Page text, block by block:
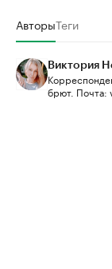
АвторыТеги
Виктория
брют. Почта: